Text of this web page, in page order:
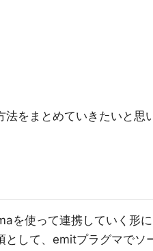
法をまとめていきたいと思
を使って連携していく形に
として、emitプラグマでソ